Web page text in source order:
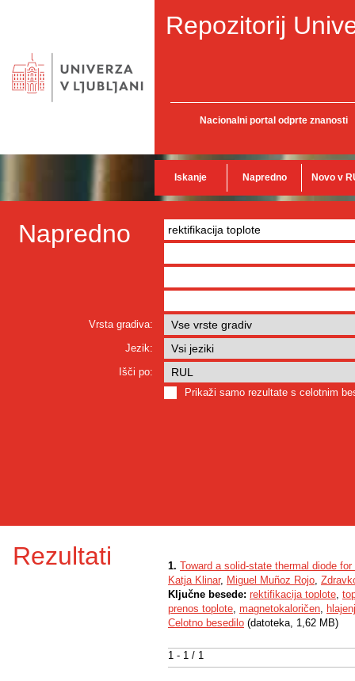
Repozitorij
Nacionalni portal odprte znanosti
Iskanje Napredno Novo v
Napredno
Vrsta gradiva:
Jezik:
Išči po:
Prikaži samo rezultate s celotnim
Rezultati
1 - 1 / 1
1. Toward a solid-state thermal diode
Katja Klinar, Miguel Muñoz Rojo,
Ključne besede: rektifikacija toplote,
prenos toplote, magnetokaloričen,
Celotno besedilo (datoteka, 1,62 MB)